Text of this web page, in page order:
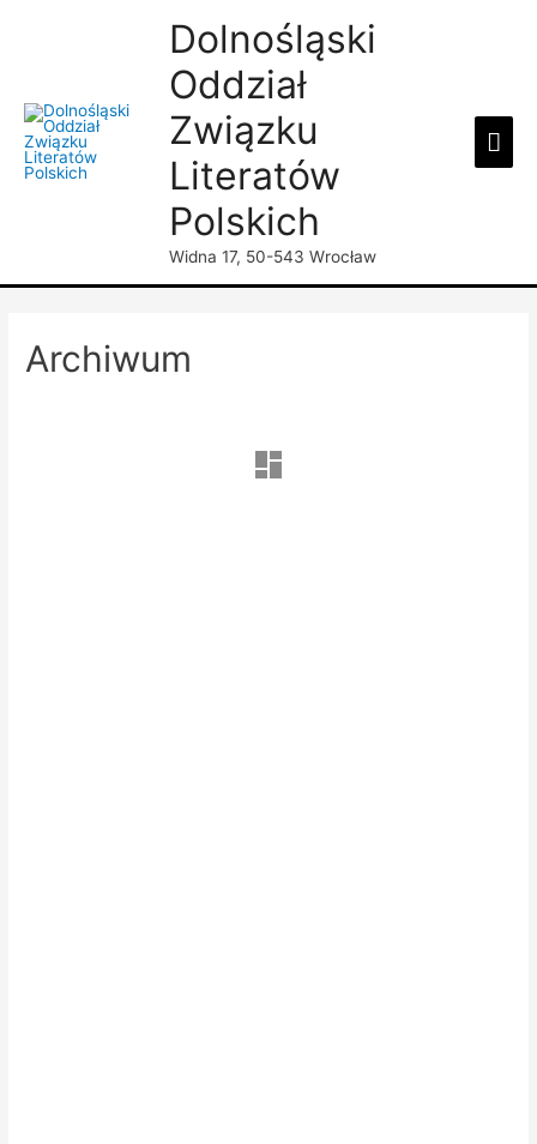
Dolnośląski
Oddział
Związku
Literatów
Polskich
Widna 17, 50-543 Wrocław
Archiwum